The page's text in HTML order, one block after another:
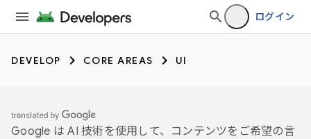
ログイン
DEVELOP CORE AREAS UI
Google は AI 技術を使用して、コンテンツをご希望の言